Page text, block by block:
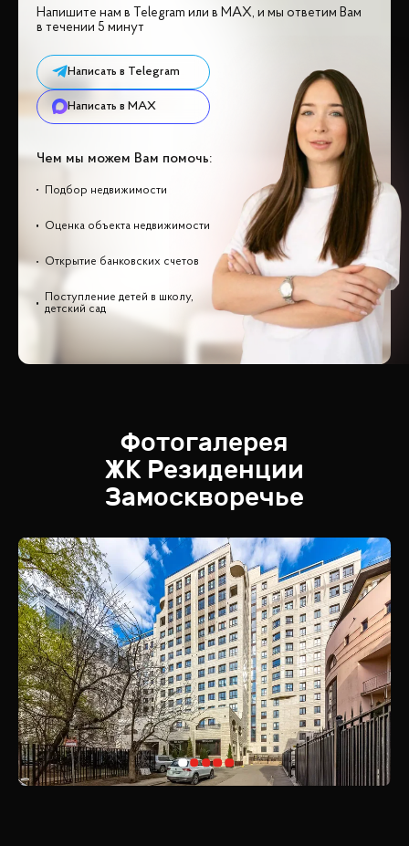
Напишите нам в Telegram или в MAX, и мы ответим Вам
в течении 5 минут
Написать в Telegram
Написать в MAX
Чем мы можем Вам помочь:
Подбор недвижимости
Оценка объекта недвижимости
Открытие банковских счетов
Поступление детей в школу,
детский сад
Фотогалерея
ЖК Резиденции
Замоскворечье